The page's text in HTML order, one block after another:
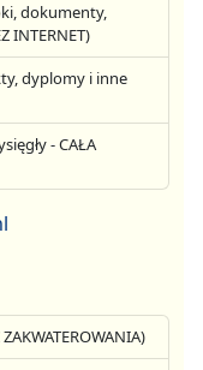
dokumenty,
INTERNET)
dyplomy i inne
- CAŁA